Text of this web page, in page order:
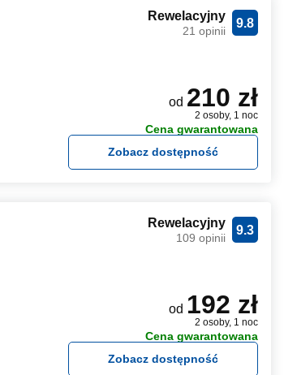
9.8
Rewelacyjny
21 opinii
od 210 zł
2 osoby, 1 noc
Cena gwarantowana
Zobacz dostępność
9.3
Rewelacyjny
109 opinii
od 192 zł
2 osoby, 1 noc
Cena gwarantowana
Zobacz dostępność